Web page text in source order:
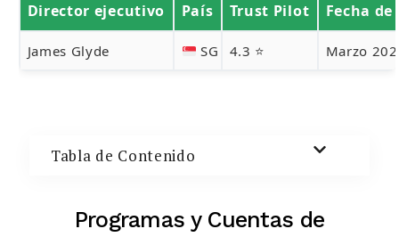
Buscar:
BUSCAR
Director ejecutivo País Trust Pilot Fecha
James Glyde SG 4.3 ⭐ Marzo
Tabla de Contenido
Programas y Cuentas de